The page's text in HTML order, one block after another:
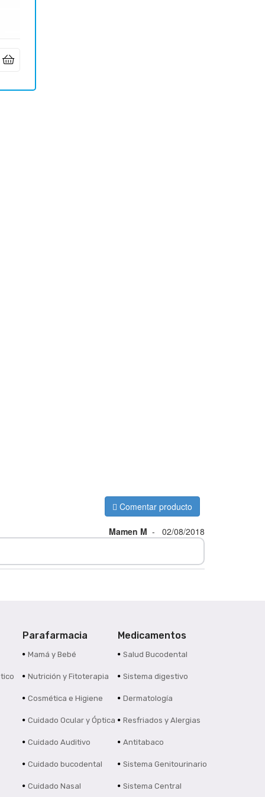
Comentar producto
Mamen M - 02/08/2018
Parafarmacia
Mamá y Bebé
Nutrición y Fitoterapia
Cosmética e Higiene
Cuidado Ocular y Óptica
Cuidado Auditivo
Cuidado bucodental
Cuidado Nasal
Medicamentos
Salud Bucodental
Sistema digestivo
Dermatología
Resfriados y Alergias
Antitabaco
Sistema Genitourinario
Sistema Central